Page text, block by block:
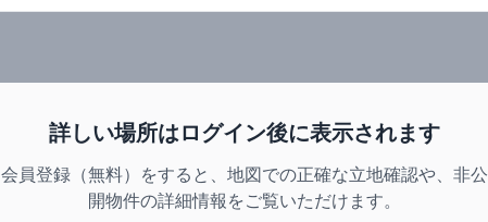
詳しい場所はログイン後に表示されます
会員登録（無料）をすると、地図での正確な立地確認や、非公
開物件の詳細情報をご覧いただけます。